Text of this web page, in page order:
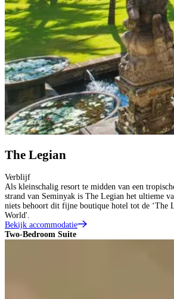
The Legian
Verblijf
Als kleinschalig resort te midden van een
strand van Seminyak is The Legian het ultieme
niets behoort dit fijne boutique hotel tot de ‘The
World'.
Bekijk accommodatie
Two-Bedroom Suite